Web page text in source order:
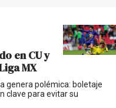
ú
s
q
u
d
en CU y
MX
genera polémica: boletaje
clave para evitar su